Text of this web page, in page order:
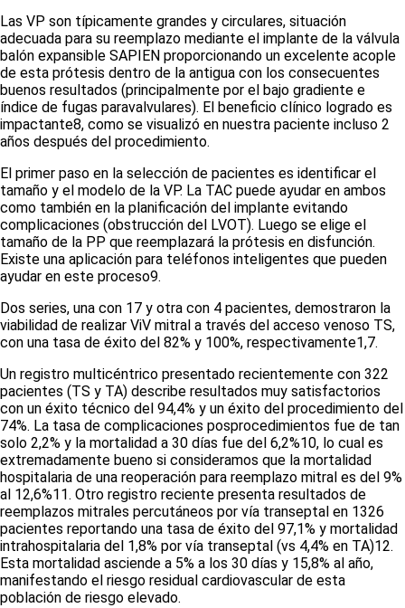
Las VP son típicamente grandes y circulares, situación
adecuada para su reemplazo mediante el implante de la válvula
balón expansible SAPIEN proporcionando un excelente acople
de esta prótesis dentro de la antigua con los consecuentes
buenos resultados (principalmente por el bajo gradiente e
índice de fugas paravalvulares). El beneficio clínico logrado es
impactante8, como se visualizó en nuestra paciente incluso 2
años después del procedimiento.
El primer paso en la selección de pacientes es identificar el
tamaño y el modelo de la VP. La TAC puede ayudar en ambos
como también en la planificación del implante evitando
complicaciones (obstrucción del LVOT). Luego se elige el
tamaño de la PP que reemplazará la prótesis en disfunción.
Existe una aplicación para teléfonos inteligentes que pueden
ayudar en este proceso9.
Dos series, una con 17 y otra con 4 pacientes, demostraron la
viabilidad de realizar ViV mitral a través del acceso venoso TS,
con una tasa de éxito del 82% y 100%, respectivamente1,7.
Un registro multicéntrico presentado recientemente con 322
pacientes (TS y TA) describe resultados muy satisfactorios
con un éxito técnico del 94,4% y un éxito del procedimiento del
74%. La tasa de complicaciones posprocedimientos fue de tan
solo 2,2% y la mortalidad a 30 días fue del 6,2%10, lo cual es
extremadamente bueno si consideramos que la mortalidad
hospitalaria de una reoperación para reemplazo mitral es del 9%
al 12,6%11. Otro registro reciente presenta resultados de
reemplazos mitrales percutáneos por vía transeptal en 1326
pacientes reportando una tasa de éxito del 97,1% y mortalidad
intrahospitalaria del 1,8% por vía transeptal (vs 4,4% en TA)12.
Esta mortalidad asciende a 5% a los 30 días y 15,8% al año,
manifestando el riesgo residual cardiovascular de esta
población de riesgo elevado.